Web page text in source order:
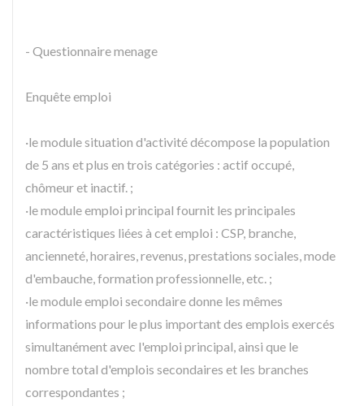
- Questionnaire menage
Enquête emploi
·le module situation d'activité décompose la population
de 5 ans et plus en trois catégories : actif occupé,
chômeur et inactif. ;
·le module emploi principal fournit les principales
caractéristiques liées à cet emploi : CSP, branche,
ancienneté, horaires, revenus, prestations sociales, mode
d'embauche, formation professionnelle, etc. ;
·le module emploi secondaire donne les mêmes
informations pour le plus important des emplois exercés
simultanément avec l'emploi principal, ainsi que le
nombre total d'emplois secondaires et les branches
correspondantes ;